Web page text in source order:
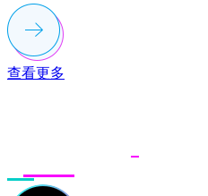
查看更多